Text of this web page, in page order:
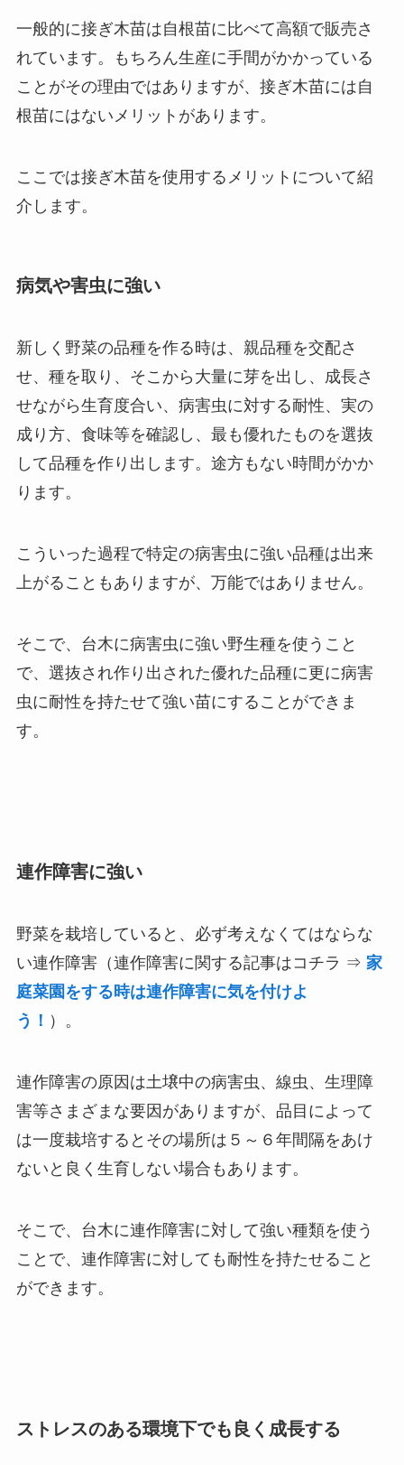
一般的に接ぎ木苗は自根苗に比べて高額で販売さ
れています。もちろん生産に手間がかかっている
ことがその理由ではありますが、接ぎ木苗には自
根苗にはないメリットがあります。
ここでは接ぎ木苗を使用するメリットについて紹
介します。
病気や害虫に強い
新しく野菜の品種を作る時は、親品種を交配さ
せ、種を取り、そこから大量に芽を出し、成長さ
せながら生育度合い、病害虫に対する耐性、実の
成り方、食味等を確認し、最も優れたものを選抜
して品種を作り出します。途方もない時間がかか
ります。
こういった過程で特定の病害虫に強い品種は出来
上がることもありますが、万能ではありません。
そこで、台木に病害虫に強い野生種を使うこと
で、選抜され作り出された優れた品種に更に病害
虫に耐性を持たせて強い苗にすることができま
す。
連作障害に強い
野菜を栽培していると、必ず考えなくてはならな
い連作障害（連作障害に関する記事はコチラ ⇒ 家
庭菜園をする時は連作障害に気を付けよ
う！ ）。
連作障害の原因は土壌中の病害虫、線虫、生理障
害等さまざまな要因がありますが、 品目によって
は一度栽培するとその場所は５～６年間隔をあけ
ないと良く生育しない場合もあります。
そこで、台木に連作障害に対して強い種類を使う
ことで、連作障害に対しても耐性を持たせること
ができます。
ストレスのある環境下でも良く成長する